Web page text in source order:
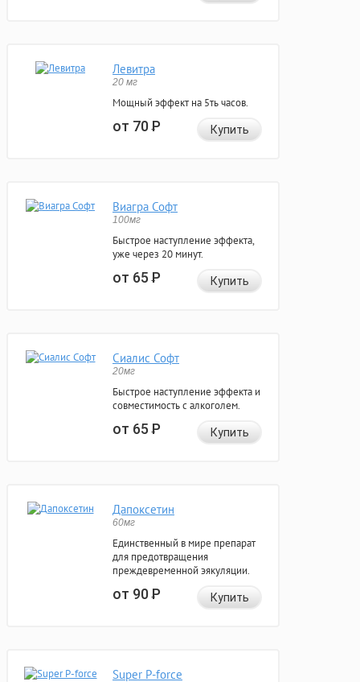
Левитра
20 мг
Мощный эффект на 5ть часов.
от 70Р Купить
Виагра Софт
100мг
Быстрое наступление эффекта,
уже через 20 минут.
от 65Р Купить
Сиалис Софт
20мг
Быстрое наступление эффекта и
совместимость с алкоголем.
от 65Р Купить
Дапоксетин
60мг
Единственный в мире препарат
для предотвращения
преждевременной эякуляции.
от 90Р Купить
Super P-force